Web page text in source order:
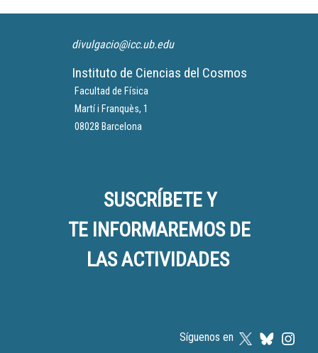
divulgacio@icc.ub.edu
Instituto de Ciencias del Cosmos
Facultad de Física
Martí i Franquès, 1
08028 Barcelona
SUSCRÍBETE Y
TE INFORMAREMOS DE
LAS ACTIVIDADES
Síguenos en